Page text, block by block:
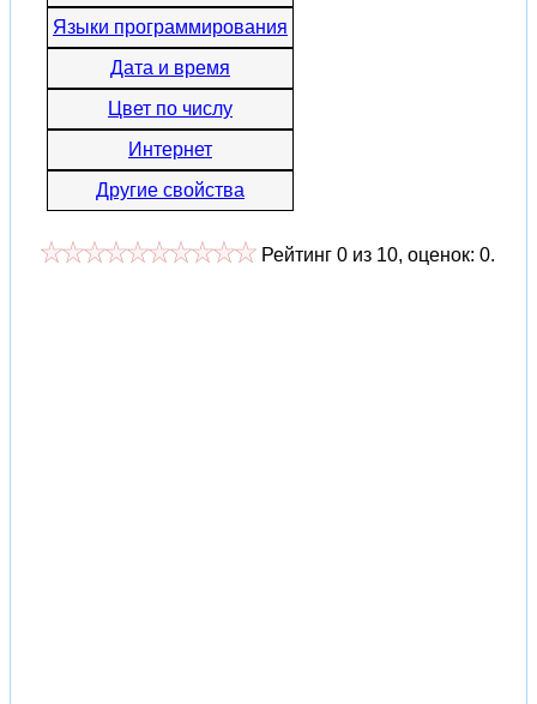
Языки программирования
Дата и время
Цвет по числу
Интернет
Другие свойства
Рейтинг 0 из 10, оценок: 0.